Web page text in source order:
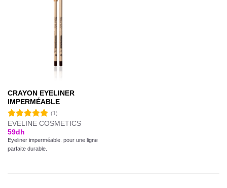
CRAYON EYELINER
IMPERMÉABLE
Note5.00
sur 5
(1)
EVELINE COSMETICS
59dh
Eyeliner imperméable. pour une ligne
parfaite durable.